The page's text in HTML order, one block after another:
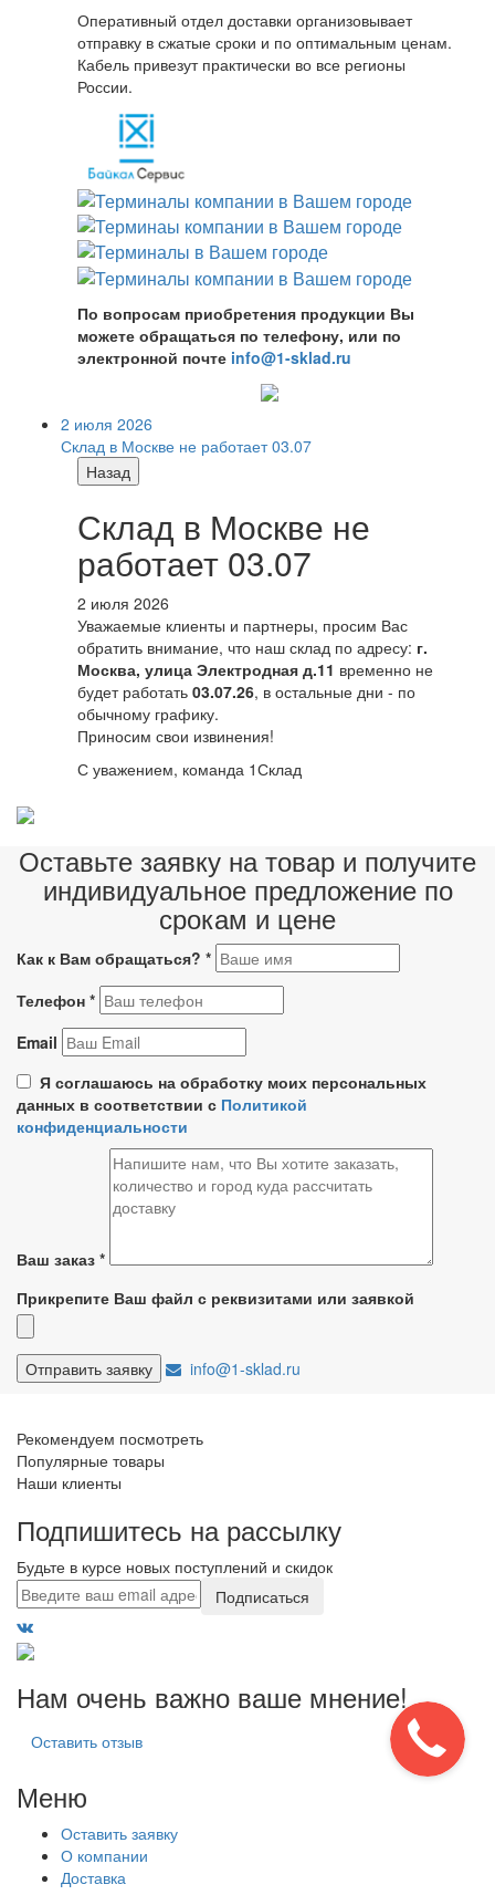
Оперативный отдел доставки организовывает
отправку в сжатые сроки и по оптимальным ценам.
Кабель привезут практически во все регионы
России.
По вопросам приобретения продукции Вы
можете обращаться по телефону, или по
электронной почте info@1-sklad.ru
2 июля 2026
Склад в Москве не работает 03.07
Назад
Склад в Москве не
работает 03.07
2 июля 2026
Уважаемые клиенты и партнеры, просим Вас
обратить внимание, что наш склад по адресу: г.
Москва, улица Электродная д.11 временно не
будет работать 03.07.26, в остальные дни - по
обычному графику.
Приносим свои извинения!
С уважением, команда 1Склад
Оставьте заявку на товар и получите
индивидуальное предложение по
срокам и цене
Как к Вам обращаться? *
Телефон *
Email
Я соглашаюсь на обработку моих персональных
данных в соответствии с Политикой
конфиденциальности
Ваш заказ *
Прикрепите Ваш файл с реквизитами или заявкой
info@1-sklad.ru
Рекомендуем посмотреть
Популярные товары
Наши клиенты
Подпишитесь на рассылку
Будьте в курсе новых поступлений и скидок
Подписаться
Нам очень важно ваше мнение!
Оставить отзыв
Меню
Оставить заявку
О компании
Доставка